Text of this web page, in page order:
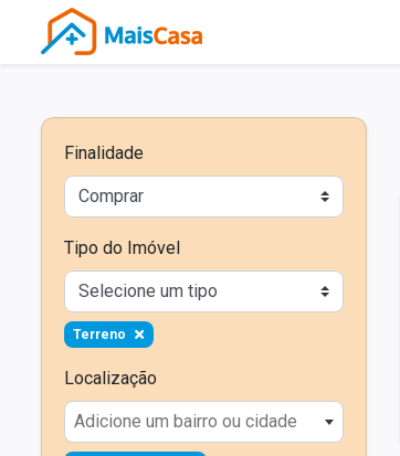
Finalidade
Tipo do Imóvel
Terreno
Localização
Adicione um bairro ou cidade